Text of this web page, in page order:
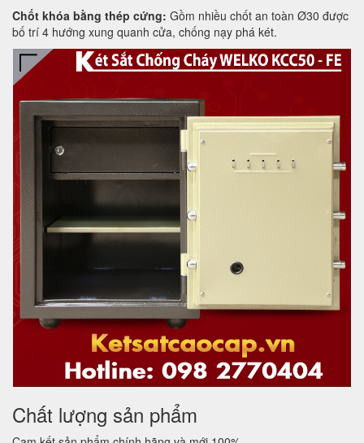
Chốt khóa bằng thép cứng: Gồm nhiều chốt an toàn Ø30 được
bố trí 4 hướng xung quanh cửa, chống nạy phá két.
Chất lượng sản phẩm